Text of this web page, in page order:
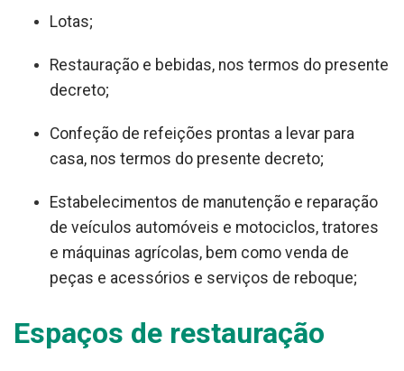
Lotas;
Restauração e bebidas, nos termos do presente
decreto;
Confeção de refeições prontas a levar para
casa, nos termos do presente decreto;
Estabelecimentos de manutenção e reparação
de veículos automóveis e motociclos, tratores
e máquinas agrícolas, bem como venda de
peças e acessórios e serviços de reboque;
Espaços de restauração